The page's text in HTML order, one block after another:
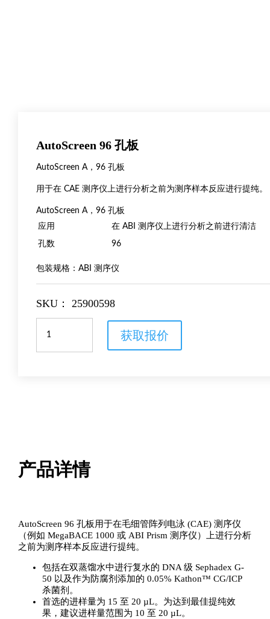
AutoScreen 96 孔板
AutoScreen A，96 孔板
用于在 CAE 测序仪上进行分析之前为测序样本反应进行提纯。
AutoScreen A，96 孔板
应用
在 ABI 测序仪上进行分析之前进行清洁
孔数 96
包装规格：ABI 测序仪
SKU： 25900598
获取报价
产品详情
AutoScreen 96 孔板用于在毛细管阵列电泳 (CAE) 测序仪
（例如 MegaBACE 1000 或 ABI Prism 测序仪）上进行分析
之前为测序样本反应进行提纯。
包括在双蒸馏水中进行复水的 DNA 级 Sephadex G-
50 以及作为防腐剂添加的 0.05% Kathon™ CG/ICP
杀菌剂。
首选的进样量为 15 至 20 µL。为达到最佳提纯效
果，建议进样量范围为 10 至 20 µL。